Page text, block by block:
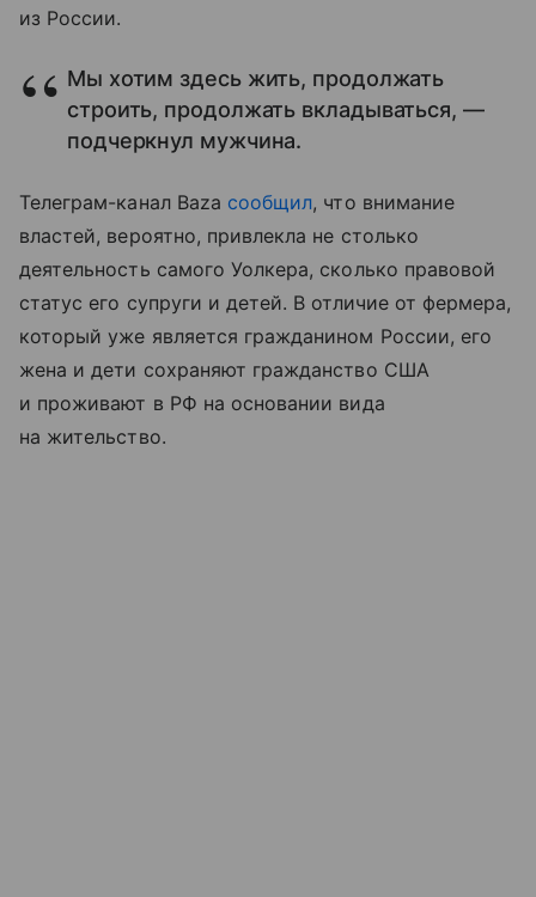
из России.
Мы хотим здесь жить, продолжать
строить, продолжать вкладываться, —
подчеркнул мужчина.
Телеграм-канал Baza сообщил, что внимание
властей, вероятно, привлекла не столько
деятельность самого Уолкера, сколько правовой
статус его супруги и детей. В отличие от фермера,
который уже является гражданином России, его
жена и дети сохраняют гражданство США
и проживают в РФ на основании вида
на жительство.